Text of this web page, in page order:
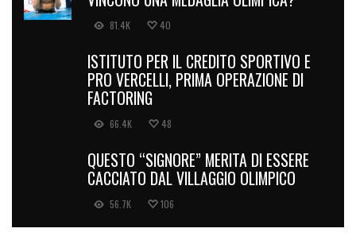
81.4K 40
ISTITUTO PER IL CREDITO SPORTIVO E
PRO VERCELLI, PRIMA OPERAZIONE DI
FACTORING
66.4K 48
QUESTO “SIGNORE” MERITA DI ESSERE
CACCIATO DAL VILLAGGIO OLIMPICO
56.7K 106